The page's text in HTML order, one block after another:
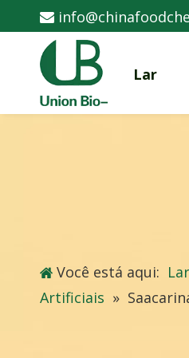

Lar
Você está aqui: Lar
Artificiais »